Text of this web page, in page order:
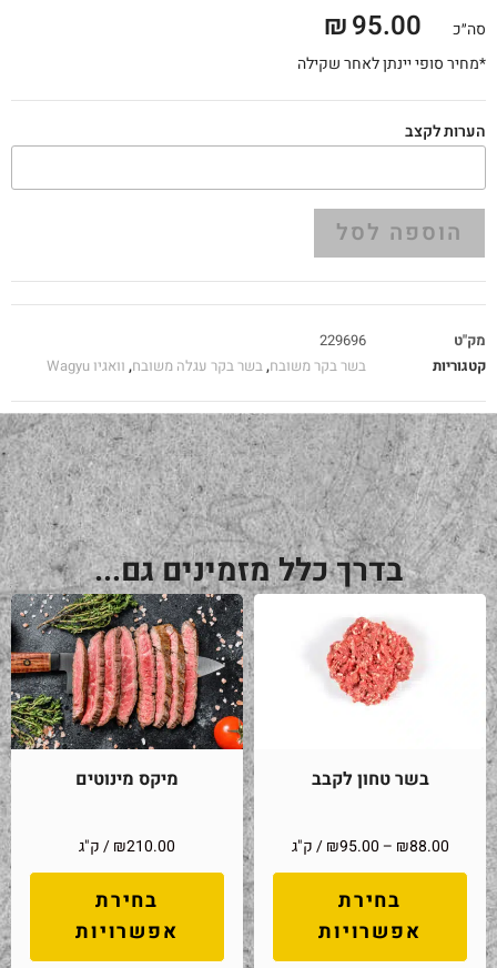
סה״כ 95.00
₪
*מחיר סופי יינתן לאחר שקילה
הערות לקצב
הוספה לסל
מק"ט
229696
קטגוריות
בשר בקר משובח,בשר בקר עגלה משובח, וואגיו Wagyu
בדרך כלל מזמינים גם...
בשר טחון לקבב
₪88.00
–
₪95.00 / ק"ג
בחירת
אפשרויות
מיקס מינוטים
₪210.00 / ק"ג
בחירת
אפשרויות